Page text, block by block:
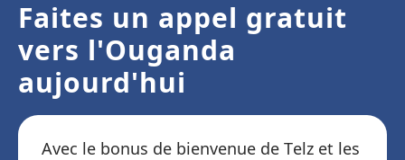
Faites un appel gratuit
vers l'Ouganda
aujourd'hui
Avec le bonus de bienvenue de Telz et les